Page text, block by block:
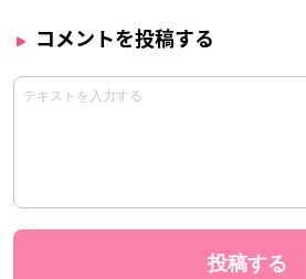
コメントを投稿する